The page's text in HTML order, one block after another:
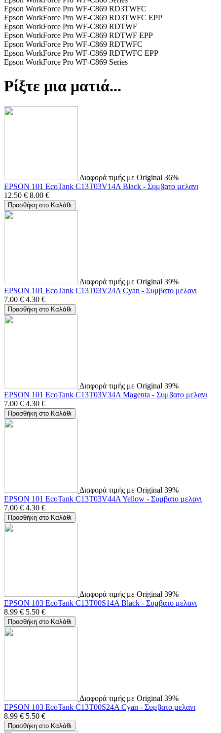
Epson WorkForce Pro WF-C869 RD3TWFC
Epson WorkForce Pro WF-C869 RD3TWFC EPP
Epson WorkForce Pro WF-C869 RDTWF
Epson WorkForce Pro WF-C869 RDTWF EPP
Epson WorkForce Pro WF-C869 RDTWFC
Epson WorkForce Pro WF-C869 RDTWFC EPP
Epson WorkForce Pro WF-C869 Series
Ρίξτε μια ματιά...
Διαφορά τιμής με Original 36%
EPSON 101 EcoTank C13T03V14A Black - Συμβατο μελανι
12.50 € 8.00 €
Προσθήκη στο Καλάθι
Διαφορά τιμής με Original 39%
EPSON 101 EcoTank C13T03V24A Cyan - Συμβατο μελανι
7.00 € 4.30 €
Προσθήκη στο Καλάθι
Διαφορά τιμής με Original 39%
EPSON 101 EcoTank C13T03V34A Magenta - Συμβατο μελανι
7.00 € 4.30 €
Προσθήκη στο Καλάθι
Διαφορά τιμής με Original 39%
EPSON 101 EcoTank C13T03V44A Yellow - Συμβατο μελανι
7.00 € 4.30 €
Προσθήκη στο Καλάθι
Διαφορά τιμής με Original 39%
EPSON 103 EcoTank C13T00S14A Black - Συμβατο μελανι
8.99 € 5.50 €
Προσθήκη στο Καλάθι
Διαφορά τιμής με Original 39%
EPSON 103 EcoTank C13T00S24A Cyan - Συμβατο μελανι
8.99 € 5.50 €
Προσθήκη στο Καλάθι